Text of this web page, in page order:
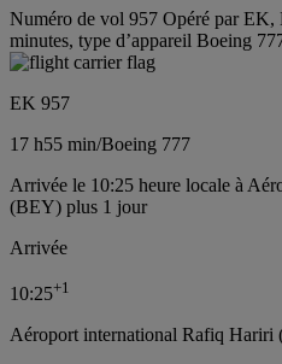
Numéro de vol 957 Opéré par EK,
minutes, type d’appareil Boeing
EK 957
17 h55 min/Boeing 777
Arrivée le 10:25 heure locale à
(BEY) plus 1 jour
Arrivée
10:25+1
Aéroport international Rafiq Hariri